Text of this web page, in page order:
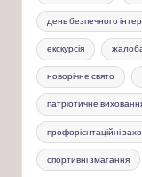
день безпечного
екскурсія
новорічне свято
патріотичне
профорієнтаційні
спортивні змагання